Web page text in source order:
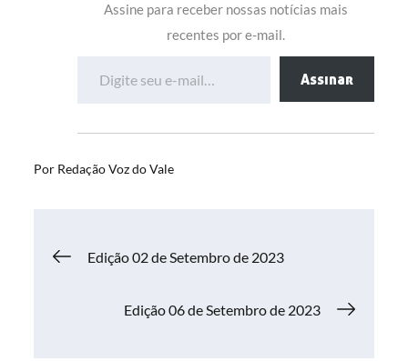
Assine para receber nossas notícias mais
recentes por e-mail.
Assinar
Por Redação Voz do Vale
Navegação
Edição 02 de Setembro de 2023
Edição 06 de Setembro de 2023